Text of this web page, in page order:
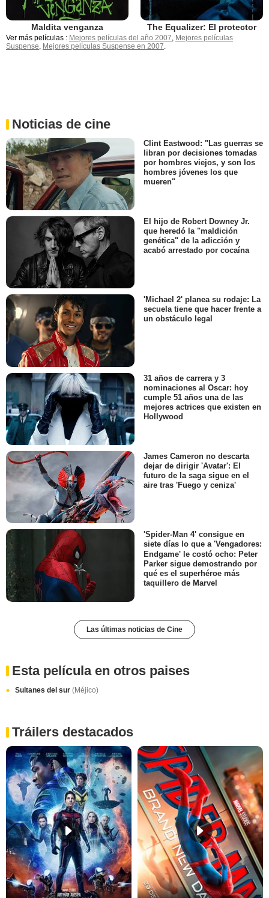
Maldita venganza The Equalizer: El protector
Ver más películas : Mejores películas del año 2007 Mejores películas
Suspense Mejores películas Suspense en 2007
Noticias de cine
Clint Eastwood: "Las guerras se
libran por decisiones tomadas
por hombres viejos, y son los
hombres jóvenes los que
mueren"
El hijo de Robert Downey Jr.
que heredó la "maldición
genética" de la adicción y
acabó arrestado por cocaína
'Michael 2' planea su rodaje: La
secuela tiene que hacer frente a
un obstáculo legal
31 años de carrera y 3
nominaciones al Oscar: hoy
cumple 51 años una de las
mejores actrices que existen en
Hollywood
James Cameron no descarta
dejar de dirigir 'Avatar': El
futuro de la saga sigue en el
aire tras 'Fuego y ceniza'
'Spider-Man 4' consigue en
siete días lo que a 'Vengadores:
Endgame' le costó ocho: Peter
Parker sigue demostrando por
qué es el superhéroe más
taquillero de Marvel
Las últimas noticias de Cine
Esta película en otros paises
Sultanes del sur (Méjico)
Tráilers destacados